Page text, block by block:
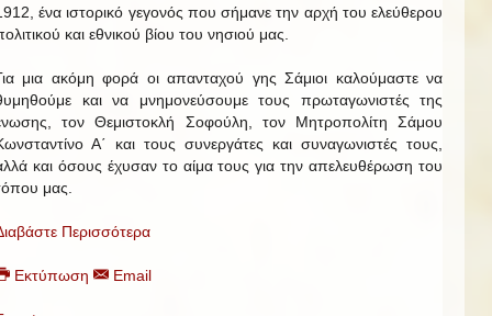
ένα ιστορικό γεγονός που σήμανε την αρχή του ελεύθερου
και εθνικού βίου του νησιού μας.
μια ακόμη φορά οι απανταχού γης Σάμιοι καλούμαστε να
και να μνημονεύσουμε τους πρωταγωνιστές της
τον Θεμιστοκλή Σοφούλη, τον Μητροπολίτη Σάμου
Α΄ και τους συνεργάτες και συναγωνιστές τους,
και όσους έχυσαν το αίμα τους για την απελευθέρωση του
μας.
Περισσότερα
Εκτύπωση Email